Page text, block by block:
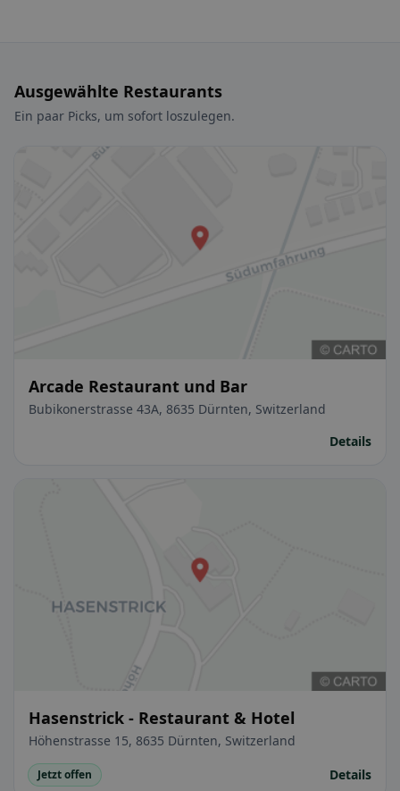
Ausgewählte Restaurants
Ein paar Picks, um sofort loszulegen.
Arcade Restaurant und Bar
Bubikonerstrasse 43A, 8635 Dürnten, Switzerland
Details
Hasenstrick - Restaurant & Hotel
Höhenstrasse 15, 8635 Dürnten, Switzerland
Jetzt offen Details